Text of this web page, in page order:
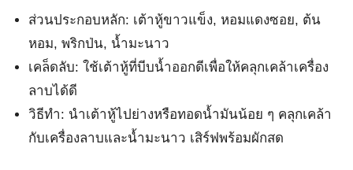
ส่วนประกอบหลัก: เต้าหู้ขาวแข็ง, หอมแดงซอย, ต้น
หอม, พริกป่น, น้ำมะนาว
เคล็ดลับ: ใช้เต้าหู้ที่บีบน้ำออกดีเพื่อให้คลุกเคล้าเครื่อง
ลาบได้ดี
วิธีทำ: นำเต้าหู้ไปย่างหรือทอดน้ำมันน้อย ๆ คลุกเคล้า
กับเครื่องลาบและน้ำมะนาว เสิร์ฟพร้อมผักสด